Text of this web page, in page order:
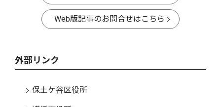
Web版記事のお問合せはこちら
外部リンク
保土ケ谷区役所